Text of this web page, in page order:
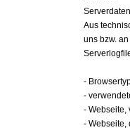
Serverdaten
Aus
uns bzw.
-
-
- Webseite,
- Webseite,